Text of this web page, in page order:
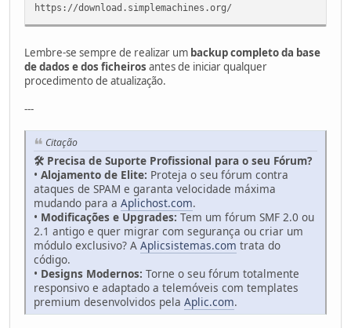
https://download.simplemachines.org/
Lembre-se sempre de realizar um backup completo da base
de dados e dos ficheiros antes de iniciar qualquer
procedimento de atualização.
---
Citação
🛠️ Precisa de Suporte Profissional para o seu Fórum?
• Alojamento de Elite: Proteja o seu fórum contra
ataques de SPAM e garanta velocidade máxima
mudando para a Aplichost.com.
• Modificações e Upgrades: Tem um fórum SMF 2.0 ou
2.1 antigo e quer migrar com segurança ou criar um
módulo exclusivo? A Aplicsistemas.com trata do
código.
• Designs Modernos: Torne o seu fórum totalmente
responsivo e adaptado a telemóveis com templates
premium desenvolvidos pela Aplic.com.